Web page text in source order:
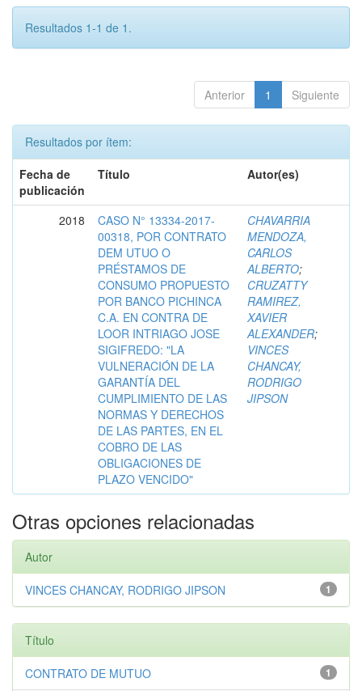
Resultados 1-1 de 1.
Anterior 1 Siguiente
Resultados por ítem:
Fecha de
publicación
Título Autor(es)
2018
CASO N° 13334-2017-
00318, POR CONTRATO
DEM UTUO O
PRÉSTAMOS DE
CONSUMO PROPUESTO
POR BANCO PICHINCA
C.A. EN CONTRA DE
LOOR INTRIAGO JOSE
SIGIFREDO: "LA
VULNERACIÓN DE LA
GARANTÍA DEL
CUMPLIMIENTO DE LAS
NORMAS Y DERECHOS
DE LAS PARTES, EN EL
COBRO DE LAS
OBLIGACIONES DE
PLAZO VENCIDO"
CHAVARRIA
MENDOZA,
CARLOS
ALBERTO;
CRUZATTY
RAMIREZ,
XAVIER
ALEXANDER;
VINCES
CHANCAY,
RODRIGO
JIPSON
Otras opciones relacionadas
Autor
1
VINCES CHANCAY, RODRIGO JIPSON
Título
1
CONTRATO DE MUTUO